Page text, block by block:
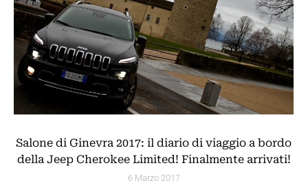
Salone di Ginevra 2017: il diario di viaggio a bordo
della Jeep Cherokee Limited! Finalmente arrivati!
6 Marzo 2017